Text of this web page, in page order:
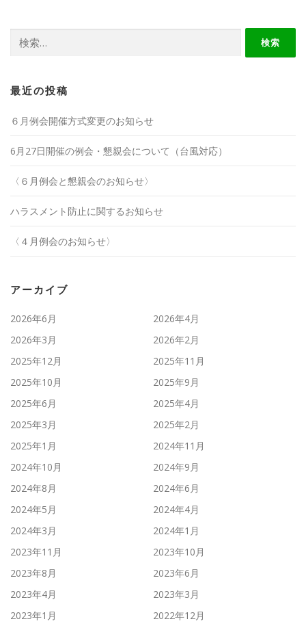
索:
最近の投稿
６月例会開催方式変更のお知らせ
6月27日開催の例会・懇親会について（台風対応）
〈６月例会と懇親会のお知らせ〉
ハラスメント防止に関するお知らせ
〈４月例会のお知らせ〉
アーカイブ
2026年6月
2026年4月
2026年3月
2026年2月
2025年12月
2025年11月
2025年10月
2025年9月
2025年6月
2025年4月
2025年3月
2025年2月
2025年1月
2024年11月
2024年10月
2024年9月
2024年8月
2024年6月
2024年5月
2024年4月
2024年3月
2024年1月
2023年11月
2023年10月
2023年8月
2023年6月
2023年4月
2023年3月
2023年1月
2022年12月